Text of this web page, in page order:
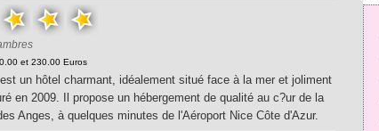
et 230.00 Euros
un hôtel charmant, idéalement situé face à la mer et joliment
en 2009. Il propose un hébergement de qualité au c?ur de la
Anges, à quelques minutes de l'Aéroport Nice Côte d'Azur.